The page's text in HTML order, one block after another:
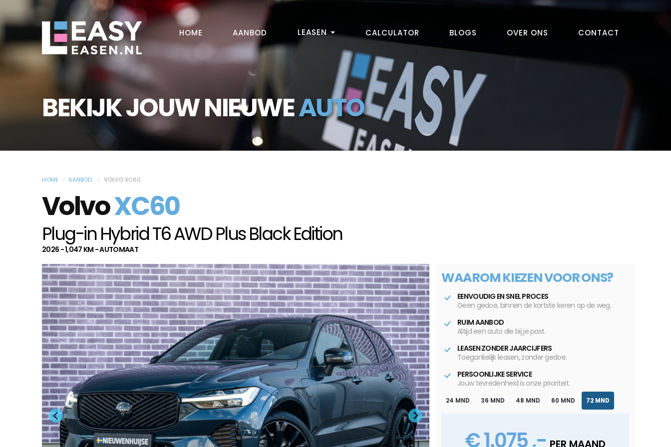
HOME AANBOD LEASEN CALCULATOR BLOGS OVER ONS CONTACT
BEKIJK JOUW NIEUWEAUTO
HOME AANBOD VOLVO XC60
VolvoXC60
Plug-in Hybrid T6 AWD Plus Black Edition
2026 - 1,047 KM - AUTOMAAT
WAAROM KIEZEN VOOR ONS?
EENVOUDIG EN SNEL PROCES
Geen gedoe, binnen de kortste keren op de weg.
RUIM AANBOD
Altijd een auto die bij je past.
LEASEN ZONDER JAARCIJFERS
Toegankelijk leasen, zonder gedoe.
PERSOONLIJKE SERVICE
Jouw tevredenheid is onze prioriteit.
24 MND 36 MND 48 MND 60 MND 72 MND
€ 1.075 ,- PER MAAND